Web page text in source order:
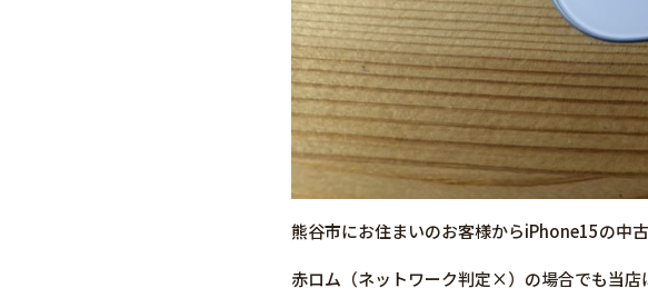
熊谷市にお住まいのお客様からiPhone15の中
赤ロム（ネットワーク判定×）の場合でも当店